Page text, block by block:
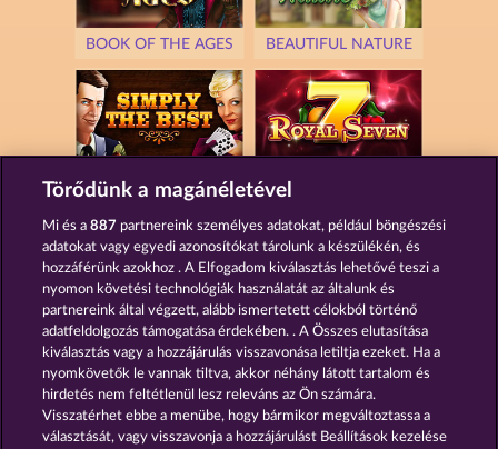
BOOK OF THE AGES BEAUTIFUL NATURE
SIMPLY THE BEST ROYAL SEVEN
GOLDEN EI OF
MOORHUHN
FOREVER
DIAMONDS
Összes játék mutatása
Részvételi feltételek
Törődünk a magánéletével
Mi és a887 partnereink személyes adatokat, például böngészési
adatokat vagy egyedi azonosítókat tárolunk a készülékén, és
hozzáférünk azokhoz . A Elfogadom kiválasztás lehetővé teszi a
nyomon követési technológiák használatát az általunk és
partnereink által végzett, alább ismertetett célokból történő
adatfeldolgozás támogatása érdekében. . A Összes elutasítása
kiválasztás vagy a hozzájárulás visszavonása letiltja ezeket. Ha a
nyomkövetők le vannak tiltva, akkor néhány látott tartalom és
hirdetés nem feltétlenül lesz releváns az Ön számára.
Visszatérhet ebbe a menübe, hogy bármikor megváltoztassa a
választását, vagy visszavonja a hozzájárulást Beállítások kezelése